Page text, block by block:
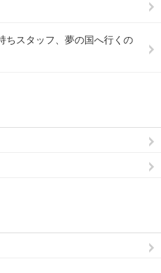
ちスタッフ、夢の国へ行くの